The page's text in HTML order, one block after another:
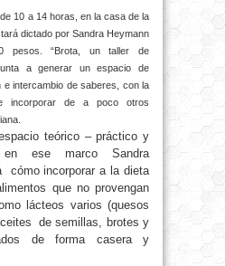
10 a 14 horas, en la casa de la
dictado por Sandra Heymann
pesos. “Brota, un taller de
a generar un espacio de
intercambio de saberes, con la
incorporar de a poco otros
teórico – práctico y
en ese marco Sandra
cómo incorporar a la dieta
que no provengan
lácteos varios (quesos
de semillas, brotes y
de forma casera y